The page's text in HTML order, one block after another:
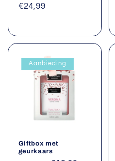
Normale
€24,99
Aanbieding
Giftbox met
geurkaars